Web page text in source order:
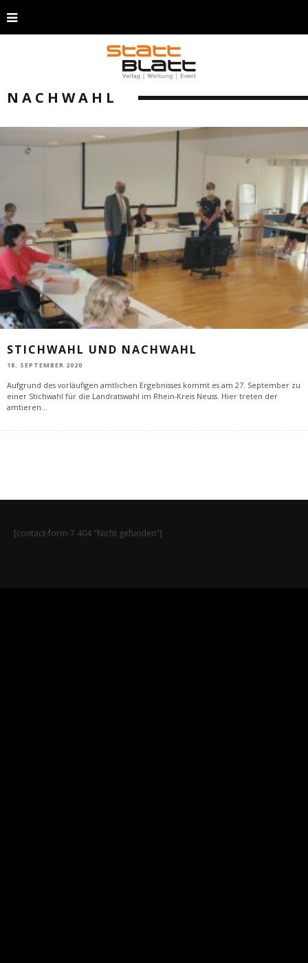
NACHWAHL
STICHWAHL UND NACHWAHL
18. SEPTEMBER 2020
Aufgrund des vorläufigen amtlichen Ergebnisses kommt es am 27. September zu
einer Stichwahl für die Landratswahl im Rhein-Kreis Neuss. Hier treten der
amtieren...
[contact-form-7 404 "Nicht gefunden"]